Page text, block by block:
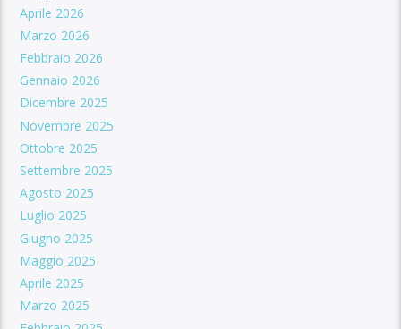
Aprile 2026
Marzo 2026
Febbraio 2026
Gennaio 2026
Dicembre 2025
Novembre 2025
Ottobre 2025
Settembre 2025
Agosto 2025
Luglio 2025
Giugno 2025
Maggio 2025
Aprile 2025
Marzo 2025